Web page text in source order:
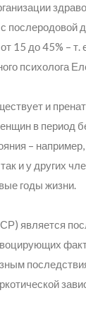
15 до 45% – т.
психолога
и
в период
–
и у других
годы жизни.
является